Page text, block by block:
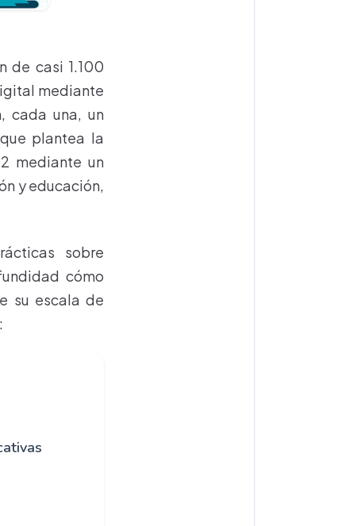
de casi 1.100
mediante
cada una, un
plantea la
mediante un
y educación,
sobre
cómo
su escala de